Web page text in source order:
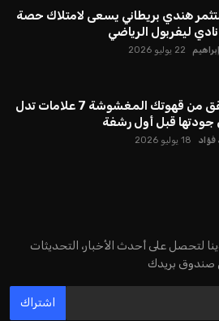
هندي بريطاني يسعى لامتلاك حصة
ليفربول الرياضي
22 يوليو 2026
تحقق من قهوتك المغشوشة 7 علامات تدل
جودتها قبل أول رشفة
فؤاد 18 يوليو 2026
لتحصل على أحدث الأخبار، التحديثات
صندوق بريدك
اشتراك